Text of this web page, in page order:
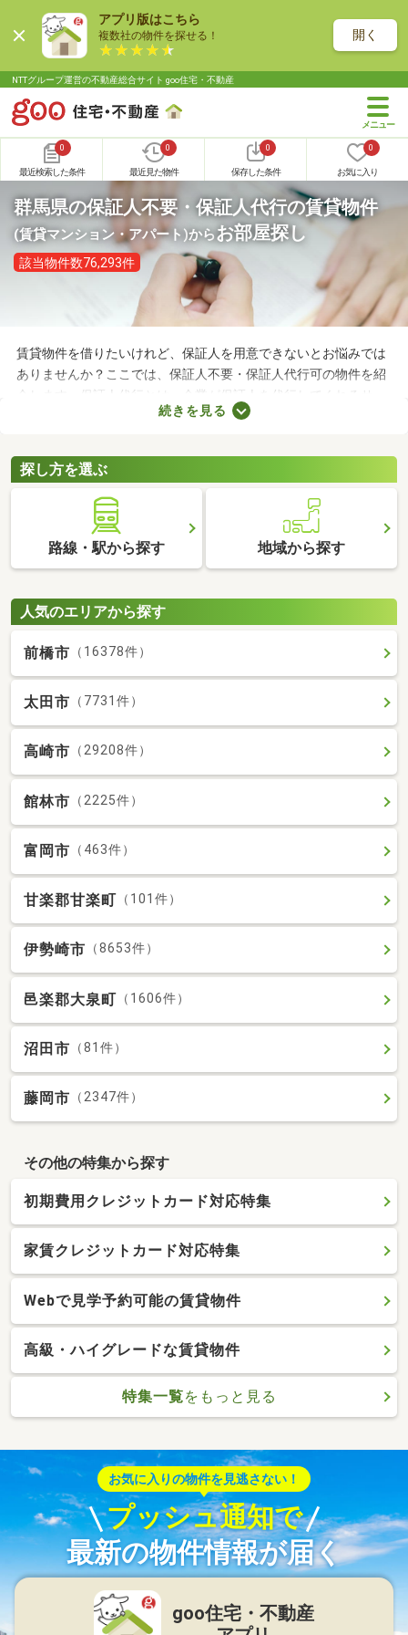
アプリ版はこちら
複数社の物件を探せる！ 開く
NTTグループ運営の不動産総合サイト goo住宅・不動産
0
最近検索した条件
0
最近見た物件
0
保存した条件
0
お気に入り
群馬県の保証人不要・保証人代行の賃貸物件
(賃貸マンション・アパート)からお部屋探し
該当物件数76,293件
賃貸物件を借りたいけれど、保証人を用意できないとお悩みでは
ありませんか？ここでは、保証人不要・保証人代行可の物件を紹
介します。保証人代行とは、企業が保証人を代行してくれるサー
ビスです。保証人を用意できなくてもお部屋を借りられるので、
た生活を送りましょう。
続きを見る
探し方を選ぶ
路線・駅から探す 地域から探す
人気のエリアから探す
前橋市 （16378件）
太田市 （7731件）
高崎市 （29208件）
館林市 （2225件）
富岡市 （463件）
甘楽郡甘楽町 （101件）
伊勢崎市 （8653件）
邑楽郡大泉町 （1606件）
沼田市 （81件）
藤岡市 （2347件）
その他の特集から探す
初期費用クレジットカード対応特集
家賃クレジットカード対応特集
Webで見学予約可能の賃貸物件
高級・ハイグレードな賃貸物件
特集一覧をもっと見る
お気に入りの物件を見逃さない！
プッシュ通知で
最新の物件情報が届く
goo住宅・不動産